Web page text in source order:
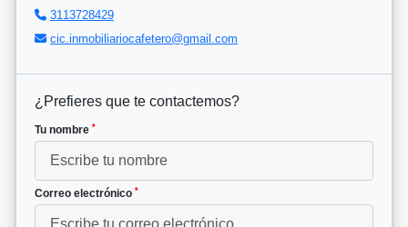
3113728429
cic.inmobiliariocafetero@gmail.com
¿Prefieres que te contactemos?
Tu nombre *
Correo electrónico *